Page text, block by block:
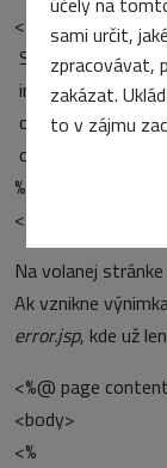
sami určit,
zpracovávat,
zakázat.
to v zájmu
<%
String cislo =
int i =
out.print(„Zadali
out.print(„<br><a
%>
</body>
Na volanej
Ak vznikne
error.jsp, kde už
<%@ page
<body>
<%